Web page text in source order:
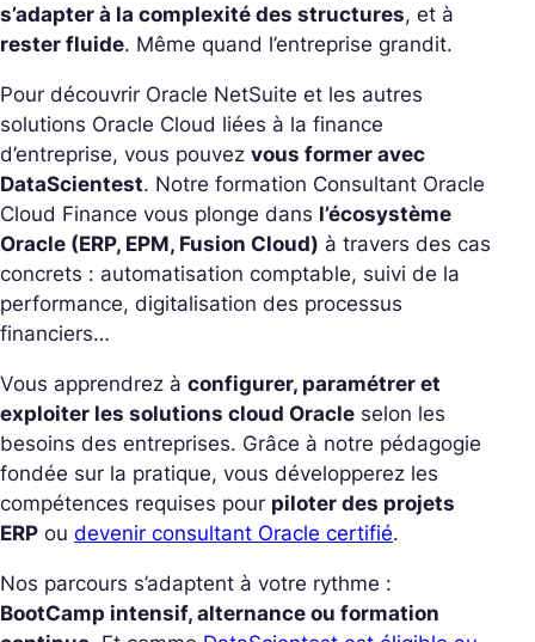
s’adapter à la complexité des structures, et à
rester fluide. Même quand l’entreprise grandit.
Pour découvrir Oracle NetSuite et les autres
solutions Oracle Cloud liées à la finance
d’entreprise, vous pouvez vous former avec
DataScientest. Notre formation Consultant Oracle
Cloud Finance vous plonge dans l’écosystème
Oracle (ERP, EPM, Fusion Cloud) à travers des cas
concrets : automatisation comptable, suivi de la
performance, digitalisation des processus
financiers…
Vous apprendrez à configurer, paramétrer et
exploiter les solutions cloud Oracle selon les
besoins des entreprises. Grâce à notre pédagogie
fondée sur la pratique, vous développerez les
compétences requises pour piloter des projets
ERP ou devenir consultant Oracle certifié.
Nos parcours s’adaptent à votre rythme :
BootCamp intensif, alternance ou formation